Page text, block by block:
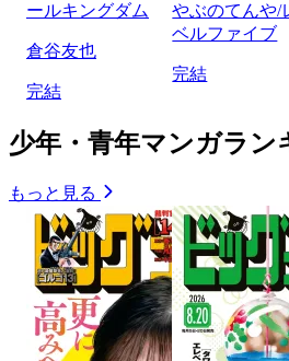
ールキングダム
倉谷友也
完結
やぶのてんや/
ベルファイブ
完結
少年・青年マンガラン
もっと見る